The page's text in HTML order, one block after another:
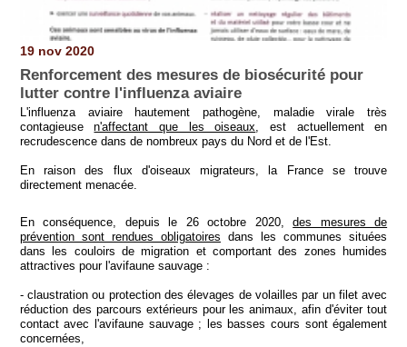
19 nov 2020
Renforcement des mesures de biosécurité pour
lutter contre l'influenza aviaire
L'influenza aviaire hautement pathogène, maladie virale très
contagieusen'affectant que les oiseaux, est actuellement en
recrudescence dans de nombreux pays du Nord et de l'Est.
En raison des flux d'oiseaux migrateurs, la France se trouve
directement menacée.
En conséquence, depuis le 26 octobre 2020,des mesures de
prévention sont rendues obligatoires dans les communes situées
dans les couloirs de migration et comportant des zones humides
attractives pour l'avifaune sauvage :
- claustration ou protection des élevages de volailles par un filet avec
réduction des parcours extérieurs pour les animaux, afin d'éviter tout
contact avec l'avifaune sauvage ; les basses cours sont également
concernées,